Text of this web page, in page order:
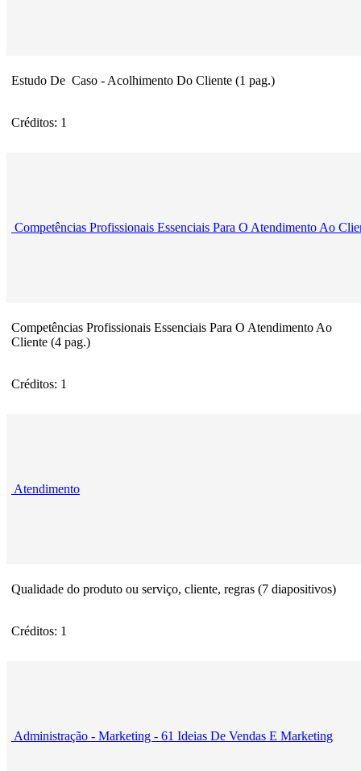
Estudo De Caso - Acolhimento Do Cliente (1 pag.)
Créditos: 1
Competências Profissionais Essenciais Para O Atendimento Ao
Competências Profissionais Essenciais Para O Atendimento Ao
Cliente (4 pag.)
Créditos: 1
Atendimento
Qualidade do produto ou serviço, cliente, regras (7 diapositivos)
Créditos: 1
Administração - Marketing - 61 Ideias De Vendas E Marketing